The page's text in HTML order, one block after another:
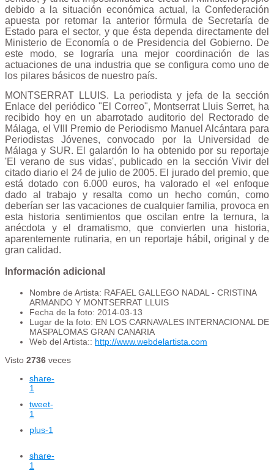
debido a la situación económica actual, la Confederación
apuesta por retomar la anterior fórmula de Secretaría de
Estado para el sector, y que ésta dependa directamente del
Ministerio de Economía o de Presidencia del Gobierno. De
este modo, se lograría una mejor coordinación de las
actuaciones de una industria que se configura como uno de
los pilares básicos de nuestro país.
MONTSERRAT LLUIS. La periodista y jefa de la sección
Enlace del periódico "El Correo", Montserrat Lluis Serret, ha
recibido hoy en un abarrotado auditorio del Rectorado de
Málaga, el VIII Premio de Periodismo Manuel Alcántara para
Periodistas Jóvenes, convocado por la Universidad de
Málaga y SUR. El galardón lo ha obtenido por su reportaje
'El verano de sus vidas', publicado en la sección Vivir del
citado diario el 24 de julio de 2005. El jurado del premio, que
está dotado con 6.000 euros, ha valorado el «el enfoque
dado al trabajo y resalta como un hecho común, como
deberían ser las vacaciones de cualquier familia, provoca en
esta historia sentimientos que oscilan entre la ternura, la
anécdota y el dramatismo, que convierten una historia,
aparentemente rutinaria, en un reportaje hábil, original y de
gran calidad.
Información adicional
Nombre de Artista: RAFAEL GALLEGO NADAL - CRISTINA
ARMANDO Y MONTSERRAT LLUIS
Fecha de la foto: 2014-03-13
Lugar de la foto: EN LOS CARNAVALES INTERNACIONAL DE
MASPALOMAS GRAN CANARIA
Web del Artista:: http://www.webdelartista.com
Visto 2736 veces
share-
1
tweet-
1
plus-1
share-
1